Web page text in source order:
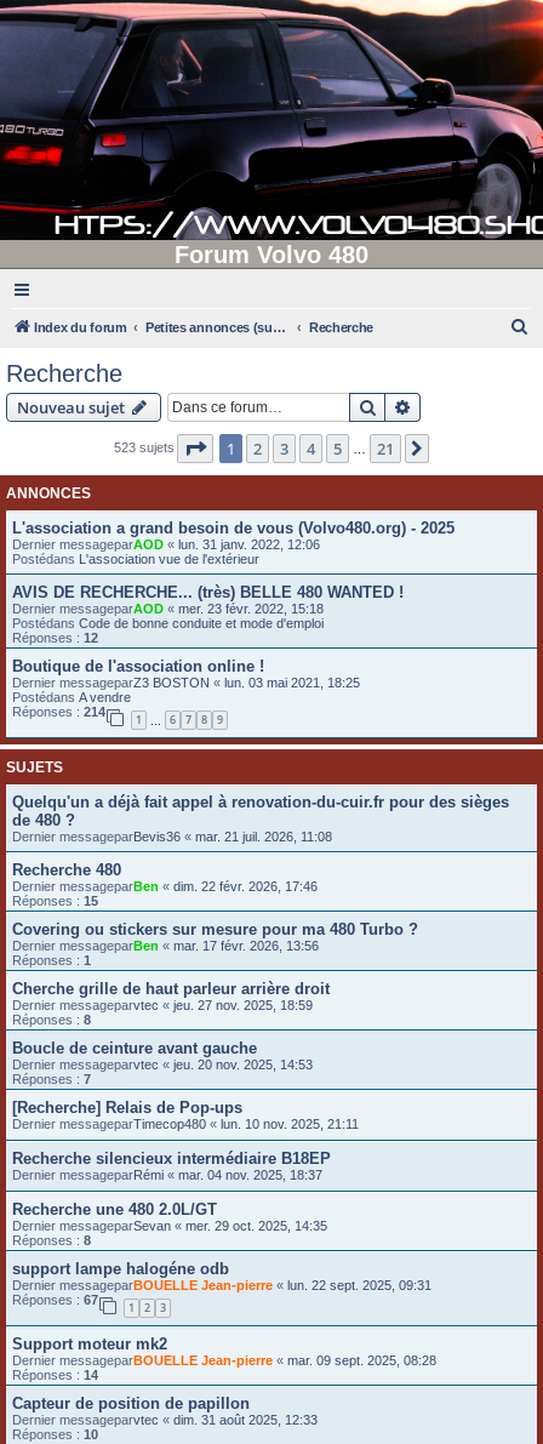
Forum Volvo 480
Index du forum Petites annonces (supprimées après 90 jours d'inactivité) Recherche
Recherche
Nouveau sujet Rechercher
523 sujets Page 1sur21
1 2 3 4 5 21
ANNONCES
L'association a grand besoin de vous (Volvo480.org) - 2025
Dernier messageparAOD « lun. 31 janv. 2022, 12:06
Postédans L'association vue de l'extérieur
AVIS DE RECHERCHE... (très) BELLE 480 WANTED !
Dernier messageparAOD « mer. 23 févr. 2022, 15:18
Postédans Code de bonne conduite et mode d'emploi
Réponses : 12
Boutique de l'association online !
Dernier messageparZ3 BOSTON « lun. 03 mai 2021, 18:25
Postédans A vendre
Réponses : 214
1 … 6 7 8 9
SUJETS
Quelqu'un a déjà fait appel à renovation-du-cuir.fr pour des sièges
de 480 ?
Dernier messageparBevis36 « mar. 21 juil. 2026, 11:08
Recherche 480
Dernier messageparBen « dim. 22 févr. 2026, 17:46
Réponses : 15
Covering ou stickers sur mesure pour ma 480 Turbo ?
Dernier messageparBen « mar. 17 févr. 2026, 13:56
Réponses : 1
Cherche grille de haut parleur arrière droit
Dernier messageparvtec « jeu. 27 nov. 2025, 18:59
Réponses : 8
Boucle de ceinture avant gauche
Dernier messageparvtec « jeu. 20 nov. 2025, 14:53
Réponses : 7
[Recherche] Relais de Pop-ups
Dernier messageparTimecop480 « lun. 10 nov. 2025, 21:11
Recherche silencieux intermédiaire B18EP
Dernier messageparRémi « mar. 04 nov. 2025, 18:37
Recherche une 480 2.0L/GT
Dernier messageparSevan « mer. 29 oct. 2025, 14:35
Réponses : 8
support lampe halogéne odb
Dernier messageparBOUELLE Jean-pierre « lun. 22 sept. 2025, 09:31
Réponses : 67
1 2 3
Support moteur mk2
Dernier messageparBOUELLE Jean-pierre « mar. 09 sept. 2025, 08:28
Réponses : 14
Capteur de position de papillon
Dernier messageparvtec « dim. 31 août 2025, 12:33
Réponses : 10